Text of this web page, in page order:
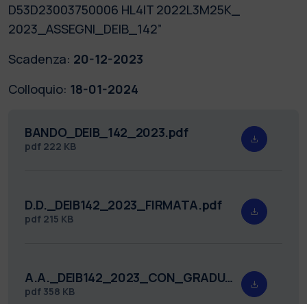
D53D23003750006 HL4IT 2022L3M25K_
2023_ASSEGNI_DEIB_142”
Scadenza: 20-12-2023
Colloquio: 18-01-2024
BANDO_DEIB_142_2023.pdf
pdf 222 KB
D.D._DEIB142_2023_FIRMATA.pdf
pdf 215 KB
A.A._DEIB142_2023_CON_GRADUAORIA_FIRMATO.pdf
pdf 358 KB